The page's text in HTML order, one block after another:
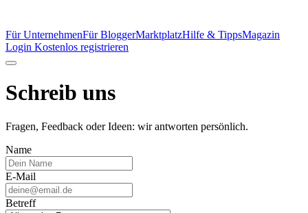
Für UnternehmenFür BloggerMarktplatzHilfe & TippsMagazin
Login Kostenlos registrieren
Schreib uns
Fragen, Feedback oder Ideen: wir antworten persönlich.
Name
E-Mail
Betreff